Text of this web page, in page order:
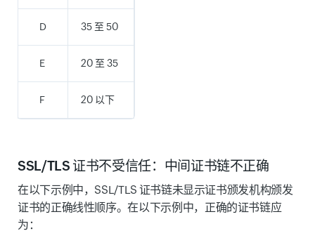
D 35 至 50
E 20 至 35
F 20 以下
SSL/TLS 证书不受信任：中间证书链不正确
在以下示例中，SSL/TLS 证书链未显示证书颁发机构颁发
证书的正确线性顺序。在以下示例中，正确的证书链应
为：